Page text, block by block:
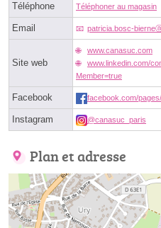
Téléphone Téléphoner au magasin
Email patricia.bosc-
Site web
www.canasuc.com
www.linkedin.com/
Member=true
Facebook facebook.com/
Instagram @canasuc_paris
Plan et adresse